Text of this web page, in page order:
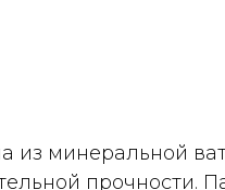
из минеральной
прочности.